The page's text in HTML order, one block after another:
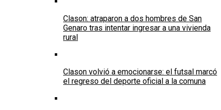
Clason: atraparon a dos hombres de San
Genaro tras intentar ingresar a una vivienda
rural
Clason volvió a emocionarse: el futsal marcó
el regreso del deporte oficial a la comuna